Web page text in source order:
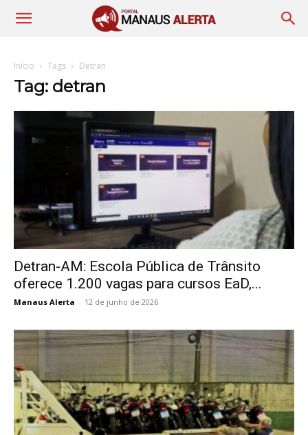
Início Tags Detran
Tag: detran
Detran-AM: Escola Pública de Trânsito
oferece 1.200 vagas para cursos EaD,...
Manaus Alerta - 12 de junho de 2026